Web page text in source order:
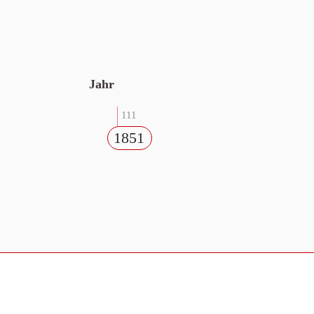
Jahr
111
1851